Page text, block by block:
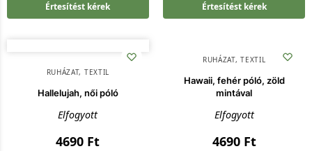
Értesítést kérek Értesítést kérek
RUHÁZAT, TEXTIL
Hallelujah, női póló
Elfogyott
4690 Ft
RUHÁZAT,TEXTIL
Hawaii, fehér póló, zöld
mintával
Elfogyott
4690 Ft